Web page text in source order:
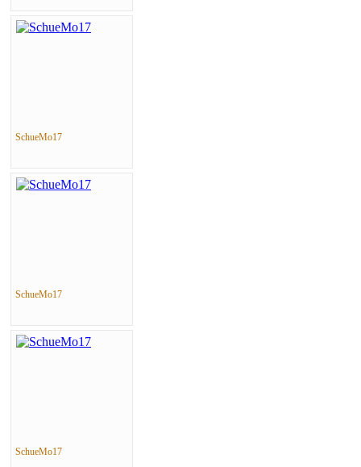
SchueMo17
SchueMo17
SchueMo17